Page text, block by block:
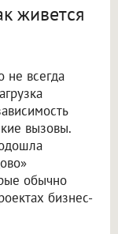
живется
не всегда
вызовы.
обычно
бизнес-